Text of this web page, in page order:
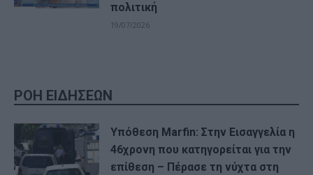
πολιτική
19/07/2026
ΡΟΗ ΕΙΔΗΣΕΩΝ
Υπόθεση Marfin: Στην Εισαγγελία η
46χρονη που κατηγορείται για την
επίθεση – Πέρασε τη νύχτα στη